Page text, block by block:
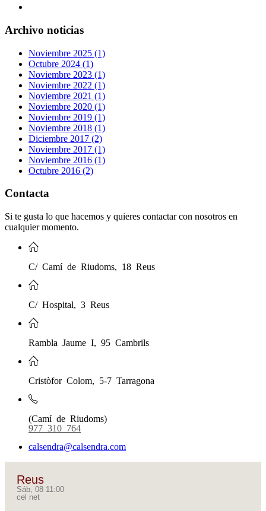
Archivo noticias
Noviembre 2025 (1)
Octubre 2024 (1)
Noviembre 2023 (1)
Noviembre 2022 (1)
Noviembre 2021 (1)
Noviembre 2020 (1)
Noviembre 2019 (1)
Noviembre 2018 (1)
Diciembre 2017 (2)
Noviembre 2017 (1)
Noviembre 2016 (1)
Octubre 2016 (2)
Contacta
Si te gusta lo que hacemos y quieres contactar con nosotros en
cualquier momento.
C/ Camí de Riudoms, 18 Reus
C/ Hospital, 3 Reus
Rambla Jaume I, 95 Cambrils
Cristòfor Colom, 5-7 Tarragona
(Camí de Riudoms)
977 310 764
calsendra@calsendra.com
Reus
Sáb, 08 11:00
cel net